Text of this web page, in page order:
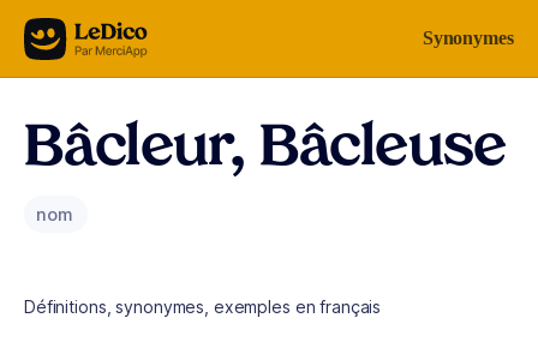
Aller au contenu Synonymes
Bâcleur, Bâcleuse
nom
Définitions, synonymes, exemples en français